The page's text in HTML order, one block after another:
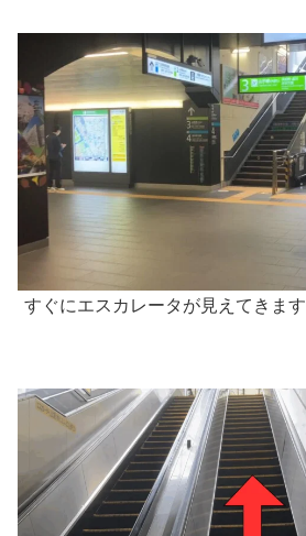
すぐにエスカレータが見えてきます